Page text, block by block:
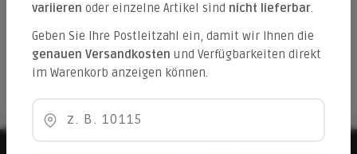
Farbe:grau (feingestrahlt)
Inhalt:0.24 qm(45,75 €* / 1 qm)
10,98 €*
variieren oder einzelne Artikel sind nicht lieferbar.
Geben Sie Ihre Postleitzahl ein, damit wir Ihnen die
genauen Versandkosten und Verfügbarkeiten direkt
im Warenkorb anzeigen können.